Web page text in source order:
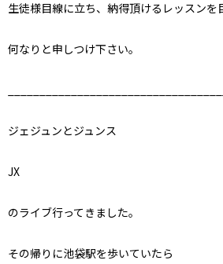
生徒様目線に立ち、納得頂けるレッスンを
何なりと申しつけ下さい。
ジェジュンとジュンス
JX
のライブ行ってきました。
その帰りに池袋駅を歩いていたら